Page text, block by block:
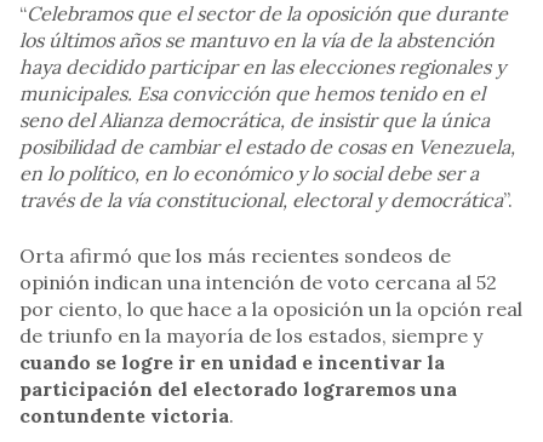
“Celebramos que el sector de la oposición que durante
los últimos años se mantuvo en la vía de la abstención
haya decidido participar en las elecciones regionales y
municipales. Esa convicción que hemos tenido en el
seno del Alianza democrática, de insistir que la única
posibilidad de cambiar el estado de cosas en Venezuela,
en lo político, en lo económico y lo social debe ser a
través de la vía constitucional, electoral y democrática”.
Orta afirmó que los más recientes sondeos de
opinión indican una intención de voto cercana al 52
por ciento, lo que hace a la oposición un la opción real
de triunfo en la mayoría de los estados, siempre y
cuando se logre ir en unidad e incentivar la
participación del electorado lograremos una
contundente victoria.